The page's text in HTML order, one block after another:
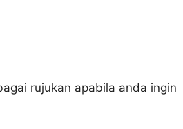
rujukan apabila anda ingin